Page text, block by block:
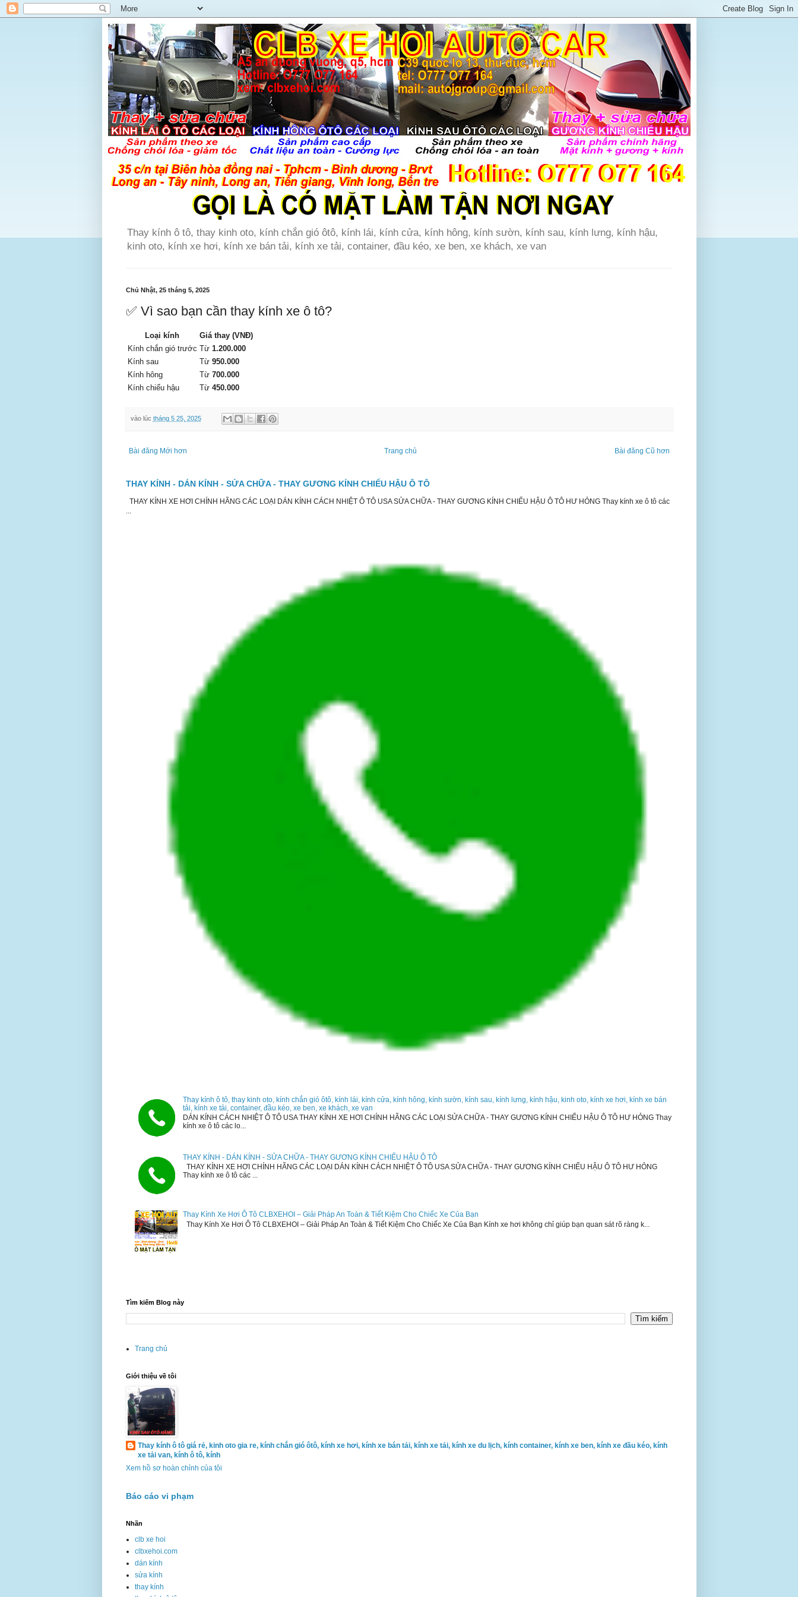
Thay kính ô tô, thay kinh oto, kính chắn gió ôtô, kính lái, kính cửa, kính hông, kính sườn, kính sau, kính lưng, kính hậu,
kinh oto, kính xe hơi, kính xe bán tải, kính xe tải, container, đầu kéo, xe ben, xe khách, xe van
Chủ Nhật, 25 tháng 5, 2025
✅ Vì sao bạn cần thay kính xe ô tô?
Loại kính
Giá thay (VNĐ)
Kính chắn gió trước Từ 1.200.000
Kính sau
Từ 950.000
Kính hông
Từ 700.000
Kính chiếu hậu
Từ 450.000
vào lúc tháng 5 25, 2025
Bài đăng Mới hơn Bài đăng Cũ hơn
Trang chủ
THAY KÍNH - DÁN KÍNH - SỬA CHỮA - THAY GƯƠNG KÍNH CHIẾU HẬU Ô TÔ
THAY KÍNH XE HƠI CHÍNH HÃNG CÁC LOẠI DÁN KÍNH CÁCH NHIỆT Ô TÔ USA SỬA CHỮA - THAY GƯƠNG KÍNH CHIẾU HẬU Ô TÔ HƯ HỎNG Thay kính xe ô tô các
...
Thay kính ô tô, thay kinh oto, kính chắn gió ôtô, kính lái, kính cửa, kính hông, kính sườn, kính sau, kính lưng, kính hậu, kinh oto, kính xe hơi, kính xe bán
tải, kính xe tải, container, đầu kéo, xe ben, xe khách, xe van
DÁN KÍNH CÁCH NHIỆT Ô TÔ USA THAY KÍNH XE HƠI CHÍNH HÃNG CÁC LOẠI SỬA CHỮA - THAY GƯƠNG KÍNH CHIẾU HẬU Ô TÔ HƯ HỎNG Thay
kính xe ô tô các lo...
THAY KÍNH - DÁN KÍNH - SỬA CHỮA - THAY GƯƠNG KÍNH CHIẾU HẬU Ô TÔ
THAY KÍNH XE HƠI CHÍNH HÃNG CÁC LOẠI DÁN KÍNH CÁCH NHIỆT Ô TÔ USA SỬA CHỮA - THAY GƯƠNG KÍNH CHIẾU HẬU Ô TÔ HƯ HỎNG
Thay kính xe ô tô các ...
Thay Kính Xe Hơi Ô Tô CLBXEHOI – Giải Pháp An Toàn & Tiết Kiệm Cho Chiếc Xe Của Bạn
Thay Kính Xe Hơi Ô Tô CLBXEHOI – Giải Pháp An Toàn & Tiết Kiệm Cho Chiếc Xe Của Bạn Kính xe hơi không chỉ giúp bạn quan sát rõ ràng k...
Tìm kiếm Blog này
Trang chủ
Giới thiệu về tôi
Thay kính ô tô giá rẻ, kinh oto gia re, kính chắn gió ôtô, kính xe hơi, kính xe bán tải, kính xe tải, kính xe du lịch, kính container, kính xe ben, kính xe đầu kéo, kính
xe tải van, kính ô tô, kính
Xem hồ sơ hoàn chỉnh của tôi
Báo cáo vi phạm
Nhãn
clb xe hoi
clbxehoi.com
dán kính
sửa kính
thay kính